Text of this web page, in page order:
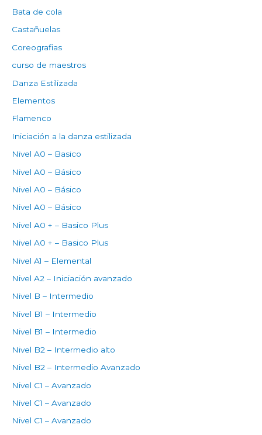
Bata de cola
Castañuelas
Coreografias
curso de maestros
Danza Estilizada
Elementos
Flamenco
Iniciación a la danza estilizada
Nivel A0 – Basico
Nivel A0 – Básico
Nivel A0 – Básico
Nivel A0 – Básico
Nivel A0 + – Basico Plus
Nivel A0 + – Basico Plus
Nivel A1 – Elemental
Nivel A2 – Iniciación avanzado
Nivel B – Intermedio
Nivel B1 – Intermedio
Nivel B1 – Intermedio
Nivel B2 – Intermedio alto
Nivel B2 – Intermedio Avanzado
Nivel C1 – Avanzado
Nivel C1 – Avanzado
Nivel C1 – Avanzado